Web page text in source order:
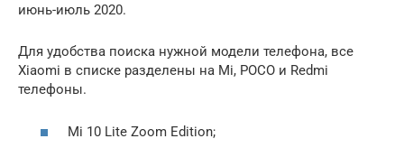
июнь-июль 2020.
Для удобства поиска нужной модели телефона, все
Xiaomi в списке разделены на Mi, POCO и Redmi
телефоны.
Mi 10 Lite Zoom Edition;